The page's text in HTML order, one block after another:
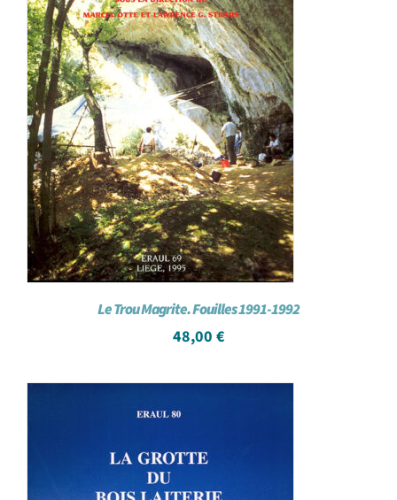
Le Trou Magrite. Fouilles 1991-1992
48,00 €